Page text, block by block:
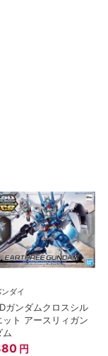
ダイ
ガンダムクロスシル
ット アースリィガン
ム
円